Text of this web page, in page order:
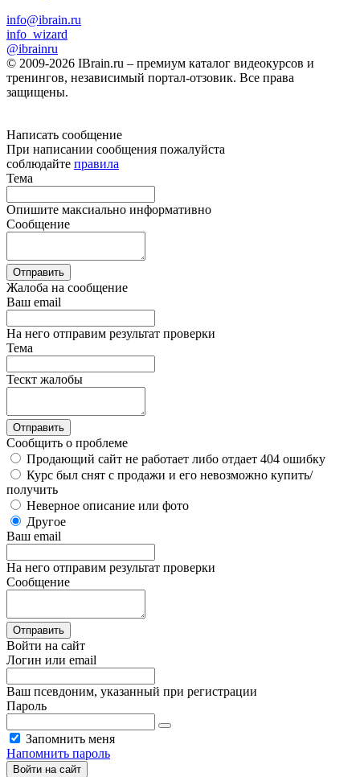
info@ibrain.ru
info_wizard
@ibrainru
© 2009-2026 IBrain.ru – премиум каталог видеокурсов и
тренингов, независимый портал-отзовик. Все права
защищены.
Написать сообщение
При написании сообщения пожалуйста
соблюдайте правила
Тема
Опишите максиально информативно
Сообщение
Отправить
Жалоба на сообщение
Ваш email
На него отправим результат проверки
Тема
Тескт жалобы
Отправить
Сообщить о проблеме
Продающий сайт не работает либо отдает 404 ошибку
Курс был снят с продажи и его невозможно купить/
получить
Неверное описание или фото
Другое
Ваш email
На него отправим результат проверки
Сообщение
Отправить
Войти на сайт
Логин или email
Ваш псевдоним, указанный при регистрации
Пароль
Запомнить меня
Напомнить пароль
Войти на сайт